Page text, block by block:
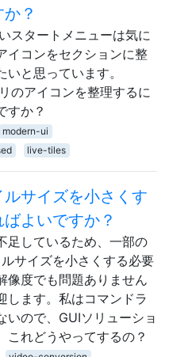
？
スタートメニューは気に
イコンをセクションに整
と思っています。
のアイコンを整理するに
すか？
modern-ui
live-tiles
サイズを小さくす
よいですか？
足しているため、一部の
サイズを小さくする必要
像度でも問題ありません
します。私はコマンドラ
いので、GUIソリューショ
これどうやってするの？